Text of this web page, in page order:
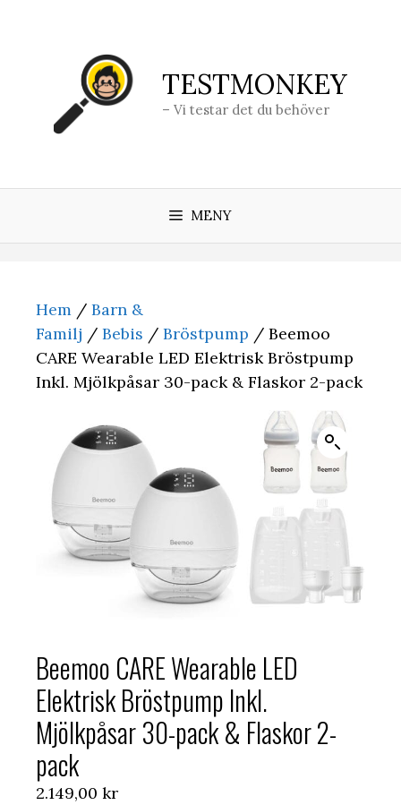
TESTMONKEY
– Vi testar det du behöver
MENY
Hem / Barn &
Familj / Bebis / Bröstpump / Beemoo
CARE Wearable LED Elektrisk Bröstpump
Inkl. Mjölkpåsar 30-pack & Flaskor 2-pack
Beemoo CARE Wearable LED
Elektrisk Bröstpump Inkl.
Mjölkpåsar 30-pack & Flaskor 2-
pack
2.149,00 kr